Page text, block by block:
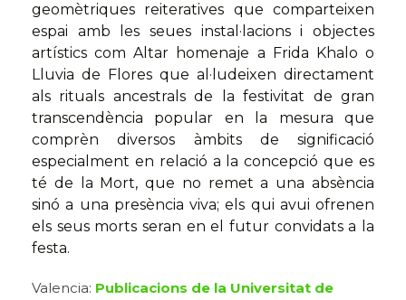
geomètriques reiteratives que comparteixen
espai amb les seues instal·lacions i objectes
artístics com Altar homenaje a Frida Khalo o
Lluvia de Flores que al·ludeixen directament
als rituals ancestrals de la festivitat de gran
transcendència popular en la mesura que
comprèn diversos àmbits de significació
especialment en relació a la concepció que es
té de la Mort, que no remet a una absència
sinó a una presència viva; els qui avui ofrenen
els seus morts seran en el futur convidats a la
festa.
Valencia: Publicacions de la Universitat de